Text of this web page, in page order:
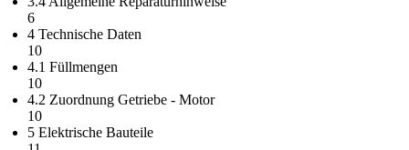
6
4 Technische Daten
10
4.1 Füllmengen
10
4.2 Zuordnung Getriebe - Motor
10
5 Elektrische Bauteile